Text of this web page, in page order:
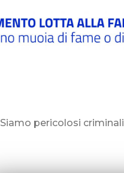
Siamo pericolosi criminali